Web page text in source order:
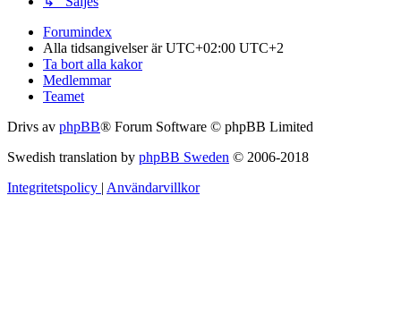
Forumindex
Alla tidsangivelser är UTC+02:00 UTC+2
Ta bort alla kakor
Medlemmar
Teamet
Drivs av phpBB® Forum Software © phpBB Limited
Swedish translation by phpBB Sweden © 2006-2018
Integritetspolicy | Användarvillkor